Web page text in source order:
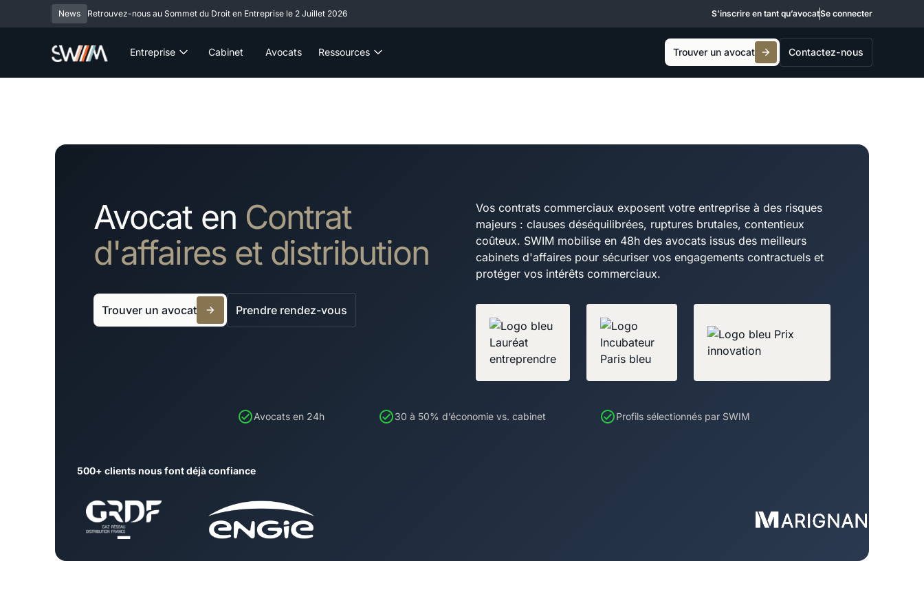
News Retrouvez-nous au Sommet du Droit en Entreprise le 2 Juillet 2026 S’inscrire en tant qu’avocatSe connecter
Entreprise Cabinet Avocats Ressources Trouver un avocat Contactez-nous
Avocat en Contrat
d'affaires et distribution
Trouver un avocat Prendre rendez-vous
Vos contrats commerciaux exposent votre entreprise à des risques
majeurs : clauses déséquilibrées, ruptures brutales, contentieux
coûteux. SWIM mobilise en 48h des avocats issus des meilleurs
cabinets d'affaires pour sécuriser vos engagements contractuels et
protéger vos intérêts commerciaux.
Avocats en 24h 30 à 50% d’économie vs. cabinet Profils sélectionnés par SWIM
500+ clients nous font déjà confiance